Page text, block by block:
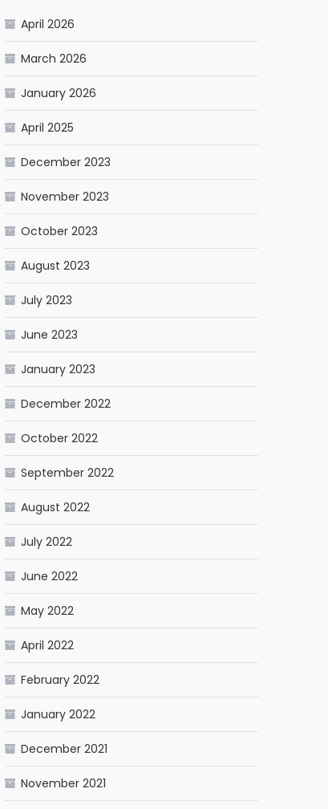
April 2026
March 2026
January 2026
April 2025
December 2023
November 2023
October 2023
August 2023
July 2023
June 2023
January 2023
December 2022
October 2022
September 2022
August 2022
July 2022
June 2022
May 2022
April 2022
February 2022
January 2022
December 2021
November 2021